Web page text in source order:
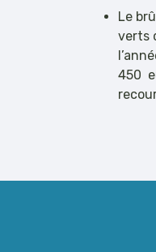
Le
verts
450